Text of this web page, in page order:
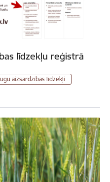
līdzekļu reģistrā
aizsardzības līdzekļi